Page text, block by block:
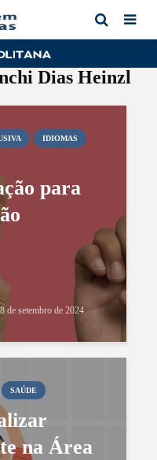
Dias Heinzl
IDIOMAS
para
de setembro de 2024
SAÚDE
na Área